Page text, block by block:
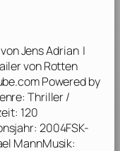
Jens Adrian |
von Rotten
Powered by
Thriller /
120
2004FSK-
MannMusik: